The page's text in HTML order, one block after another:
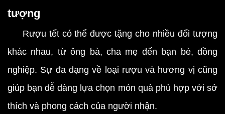
tượng
Rượu tết có thể được tặng cho nhiều đối tượng
khác nhau, từ ông bà, cha mẹ đến bạn bè, đồng
nghiệp. Sự đa dạng về loại rượu và hương vị cũng
giúp bạn dễ dàng lựa chọn món quà phù hợp với sở
thích và phong cách của người nhận.